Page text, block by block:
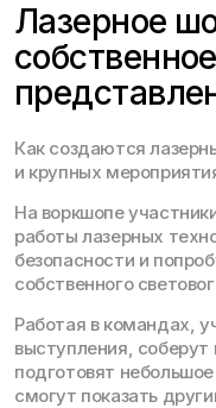
Лазерное
Как создаются
и крупных
На воркшопе
работы лазерных
безопасности и
собственного
Работая в командах,
выступления,
подготовят
смогут показать